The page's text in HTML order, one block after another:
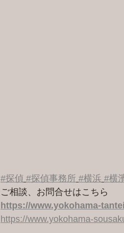
#探偵 #探偵事務所 #横浜 #横
ご相談、お問合せはこちら
https://www.yokohama-
https://www.yokohama-